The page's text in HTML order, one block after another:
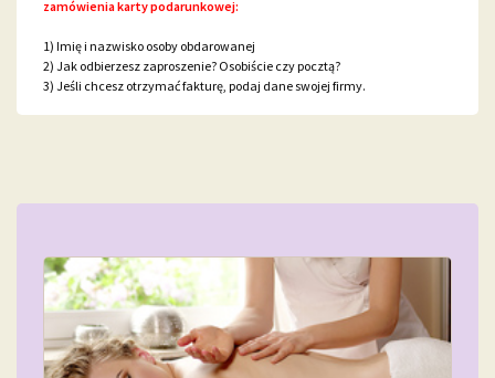
zamówienia karty podarunkowej:
1) Imię i nazwisko osoby obdarowanej
2) Jak odbierzesz zaproszenie? Osobiście czy pocztą?
3) Jeśli chcesz otrzymać fakturę, podaj dane swojej firmy.